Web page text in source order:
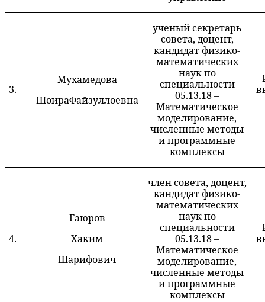
3.
Мухамедова
ШоираФайзуллоевна
ученый секретарь
совета, доцент,
кандидат физико-
математических
наук по
специальности
05.13.18 –
Математическое
моделирование,
численные методы
и программные
комплексы
4.
Гаюров
Хаким
Шарифович
член совета, доцент,
кандидат физико-
математических
наук по
специальности
05.13.18 –
Математическое
моделирование,
численные методы
и программные
комплексы